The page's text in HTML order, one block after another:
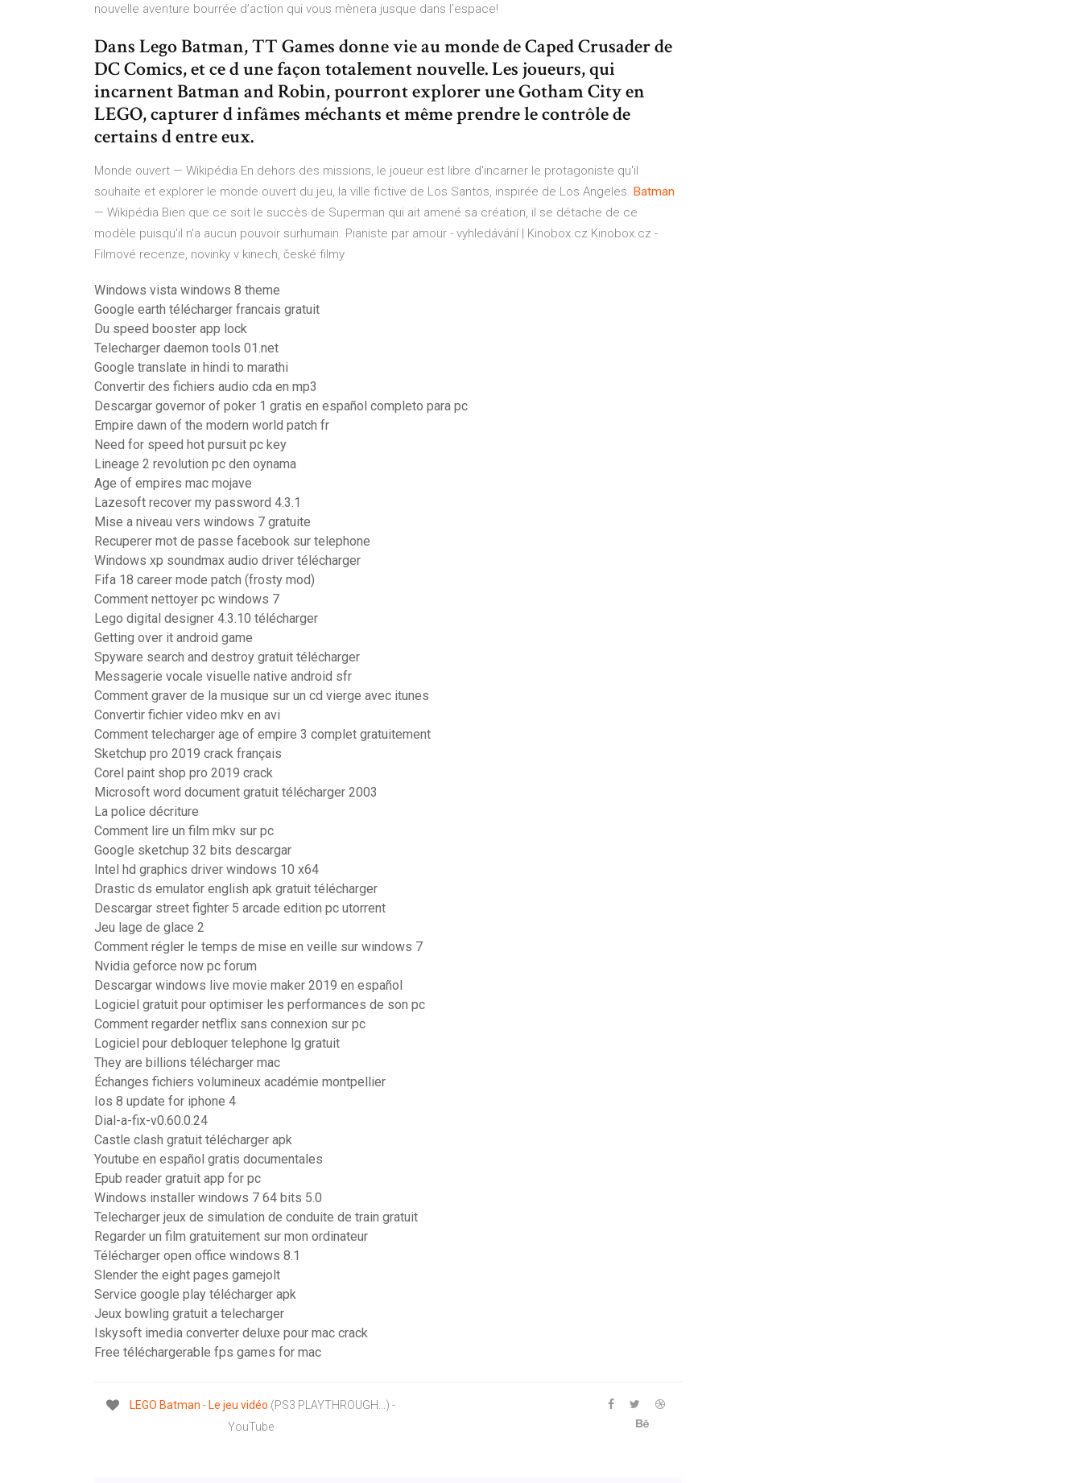
nouvelle aventure bourrée d’action qui vous mènera jusque dans l’espace!
Dans Lego Batman, TT Games donne vie au monde de Caped Crusader de
DC Comics, et ce d une façon totalement nouvelle. Les joueurs, qui
incarnent Batman and Robin, pourront explorer une Gotham City en
LEGO, capturer d infâmes méchants et même prendre le contrôle de
certains d entre eux.
Monde ouvert — Wikipédia En dehors des missions, le joueur est libre d'incarner le protagoniste qu'il
souhaite et explorer le monde ouvert du jeu, la ville fictive de Los Santos, inspirée de Los Angeles. Batman
— Wikipédia Bien que ce soit le succès de Superman qui ait amené sa création, il se détache de ce
modèle puisqu'il n'a aucun pouvoir surhumain. Pianiste par amour - vyhledávání | Kinobox.cz Kinobox.cz -
Filmové recenze, novinky v kinech, české filmy
Windows vista windows 8 theme
Google earth télécharger francais gratuit
Du speed booster app lock
Telecharger daemon tools 01.net
Google translate in hindi to marathi
Convertir des fichiers audio cda en mp3
Descargar governor of poker 1 gratis en español completo para pc
Empire dawn of the modern world patch fr
Need for speed hot pursuit pc key
Lineage 2 revolution pc den oynama
Age of empires mac mojave
Lazesoft recover my password 4.3.1
Mise a niveau vers windows 7 gratuite
Recuperer mot de passe facebook sur telephone
Windows xp soundmax audio driver télécharger
Fifa 18 career mode patch (frosty mod)
Comment nettoyer pc windows 7
Lego digital designer 4.3.10 télécharger
Getting over it android game
Spyware search and destroy gratuit télécharger
Messagerie vocale visuelle native android sfr
Comment graver de la musique sur un cd vierge avec itunes
Convertir fichier video mkv en avi
Comment telecharger age of empire 3 complet gratuitement
Sketchup pro 2019 crack français
Corel paint shop pro 2019 crack
Microsoft word document gratuit télécharger 2003
La police décriture
Comment lire un film mkv sur pc
Google sketchup 32 bits descargar
Intel hd graphics driver windows 10 x64
Drastic ds emulator english apk gratuit télécharger
Descargar street fighter 5 arcade edition pc utorrent
Jeu lage de glace 2
Comment régler le temps de mise en veille sur windows 7
Nvidia geforce now pc forum
Descargar windows live movie maker 2019 en español
Logiciel gratuit pour optimiser les performances de son pc
Comment regarder netflix sans connexion sur pc
Logiciel pour debloquer telephone lg gratuit
They are billions télécharger mac
Échanges fichiers volumineux académie montpellier
Ios 8 update for iphone 4
Dial-a-fix-v0.60.0.24
Castle clash gratuit télécharger apk
Youtube en español gratis documentales
Epub reader gratuit app for pc
Windows installer windows 7 64 bits 5.0
Telecharger jeux de simulation de conduite de train gratuit
Regarder un film gratuitement sur mon ordinateur
Télécharger open office windows 8.1
Slender the eight pages gamejolt
Service google play télécharger apk
Jeux bowling gratuit a telecharger
Iskysoft imedia converter deluxe pour mac crack
Free téléchargerable fps games for mac
LEGO Batman - Le jeu vidéo (PS3 PLAYTHROUGH...) -
YouTube